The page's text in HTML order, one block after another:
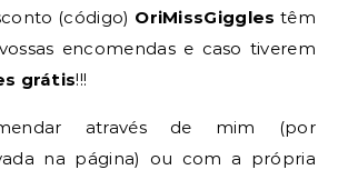
(código) OriMissGiggles têm
encomendas e caso tiverem
grátis!!!
através de mim (por
na página) ou com a própria